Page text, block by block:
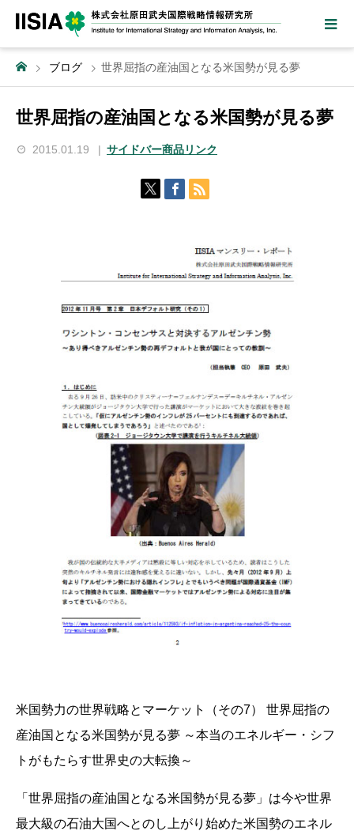
ブログ 世界屈指の産油国となる米国勢が見る夢
世界屈指の産油国となる米国勢が見る夢
2015.01.19 サイドバー商品リンク
米国勢力の世界戦略とマーケット（その7） 世界屈指の
産油国となる米国勢が見る夢 ～本当のエネルギー・シフ
トがもたらす世界史の大転換～
「世界屈指の産油国となる米国勢が見る夢」は今や世界
最大級の石油大国へとのし上がり始めた米国勢のエネル